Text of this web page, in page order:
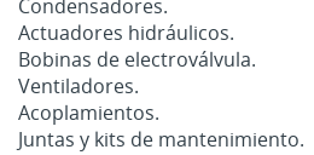
Condensadores.
Actuadores hidráulicos.
Bobinas de electroválvula.
Ventiladores.
Acoplamientos.
Juntas y kits de mantenimiento.